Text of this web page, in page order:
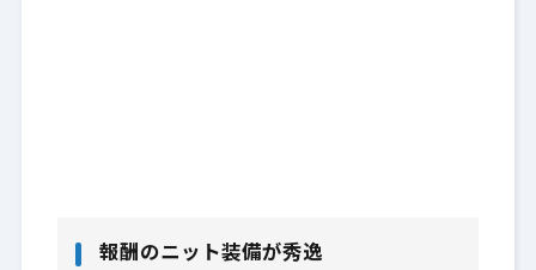
報酬のニット装備が秀逸